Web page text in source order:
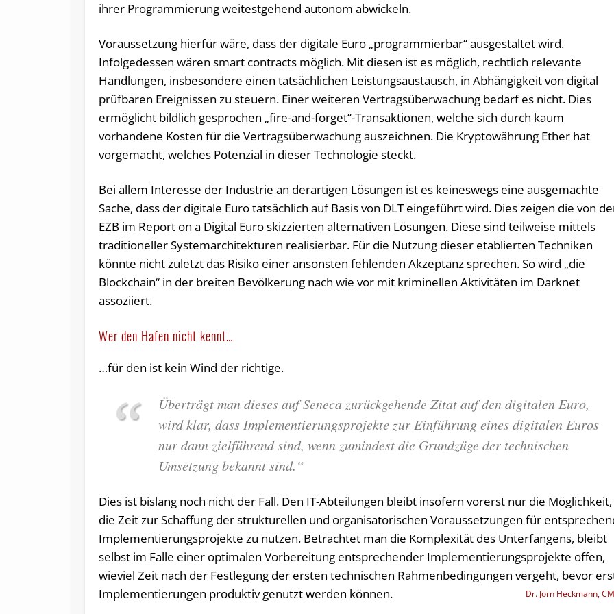
ihrer Programmierung weitestgehend autonom abwickeln.
Voraussetzung hierfür wäre, dass der digitale Euro „programmierbar“ ausgestaltet wird.
Infolgedessen wären smart contracts möglich. Mit diesen ist es möglich, rechtlich relevante
Handlungen, insbesondere einen tatsächlichen Leistungsaustausch, in Abhängigkeit von digital
prüfbaren Ereignissen zu steuern. Einer weiteren Vertragsüberwachung bedarf es nicht. Dies
ermöglicht bildlich gesprochen „fire-and-forget“-Transaktionen, welche sich durch kaum
vorhandene Kosten für die Vertragsüberwachung auszeichnen. Die Kryptowährung Ether hat
vorgemacht, welches Potenzial in dieser Technologie steckt.
Bei allem Interesse der Industrie an derartigen Lösungen ist es keineswegs eine ausgemachte
Sache, dass der digitale Euro tatsächlich auf Basis von DLT eingeführt wird. Dies zeigen die von
EZB im Report on a Digital Euro skizzierten alternativen Lösungen. Diese sind teilweise mittels
traditioneller Systemarchitekturen realisierbar. Für die Nutzung dieser etablierten Techniken
könnte nicht zuletzt das Risiko einer ansonsten fehlenden Akzeptanz sprechen. So wird „die
Blockchain“ in der breiten Bevölkerung nach wie vor mit kriminellen Aktivitäten im Darknet
assoziiert.
Wer den Hafen nicht kennt…
…für den ist kein Wind der richtige.
Überträgt man dieses auf Seneca zurückgehende Zitat auf den digitalen Euro,
wird klar, dass Implementierungsprojekte zur Einführung eines digitalen Euros
nur dann zielführend sind, wenn zumindest die Grundzüge der technischen
Umsetzung bekannt sind.“
Dies ist bislang noch nicht der Fall. Den IT-Abteilungen bleibt insofern vorerst nur die Möglichkeit,
die Zeit zur Schaffung der strukturellen und organisatorischen Voraussetzungen für
Implementierungsprojekte zu nutzen. Betrachtet man die Komplexität des Unterfangens, bleibt
selbst im Falle einer optimalen Vorbereitung entsprechender Implementierungsprojekte offen,
wieviel Zeit nach der Festlegung der ersten technischen Rahmenbedingungen vergeht, bevor
Implementierungen produktiv genutzt werden können.
Dr. Jörn Heckmann,